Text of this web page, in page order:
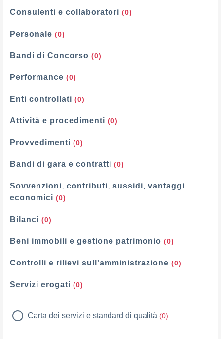
Consulenti e collaboratori (0)
Personale (0)
Bandi di Concorso (0)
Performance (0)
Enti controllati (0)
Attività e procedimenti (0)
Provvedimenti (0)
Bandi di gara e contratti (0)
Sovvenzioni, contributi, sussidi, vantaggi
economici (0)
Bilanci (0)
Beni immobili e gestione patrimonio (0)
Controlli e rilievi sull'amministrazione (0)
Servizi erogati (0)
Carta dei servizi e standard di qualità (0)